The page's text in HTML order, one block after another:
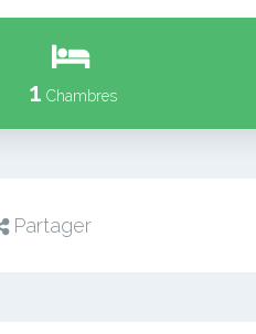
1 Chambres
Partager